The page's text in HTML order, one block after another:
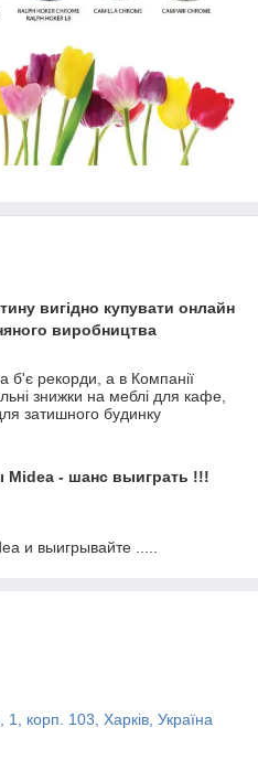
вигідно купувати онлайн
виробництва
б'є рекорди, а в Компанії
знижки на меблі для кафе,
затишного будинку
Midea - шанс выиграть !!!
и выигрывайте .....
1, корп. 103, Харків, Україна